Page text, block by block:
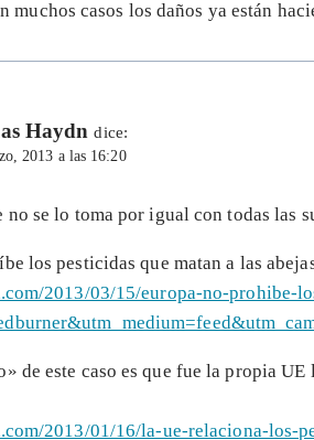
muchos casos los daños ya están
Haydn dice:
2013 a las 16:20
no se lo toma por igual con todas las
los pesticidas que matan a las
2013/03/15/europa-no-prohibe-
de este caso es que fue la propia
2013/01/16/la-ue-relaciona-los-